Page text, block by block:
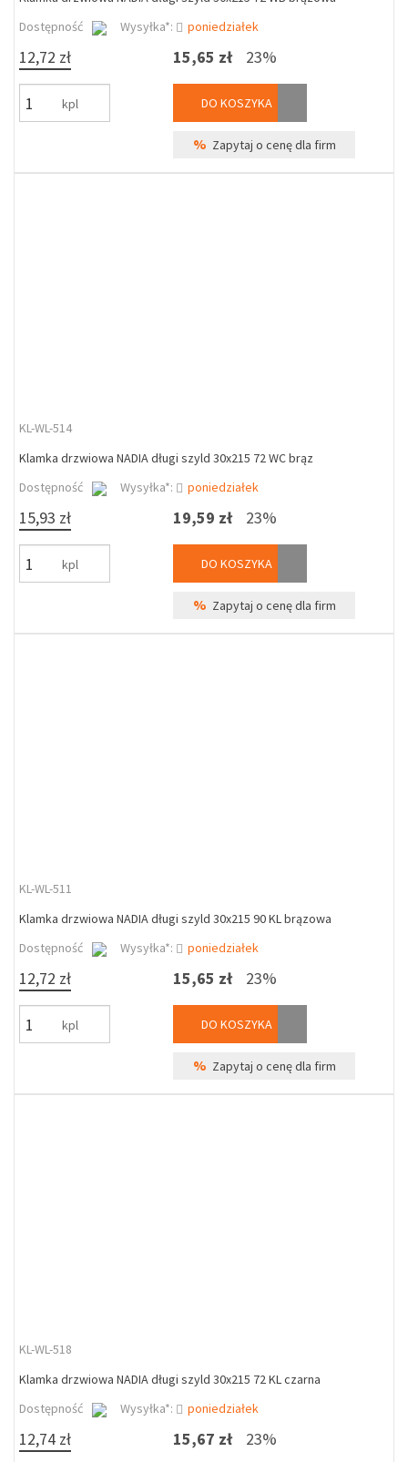
Dostępność
Wysyłka*: poniedziałek
12,72 zł
kpl
15,65 zł 23%
DO KOSZYKA
% Zapytaj o cenę dla firm
KL-WL-514
Klamka drzwiowa NADIA długi szyld 30x215 72 WC brąz
Dostępność
Wysyłka*: poniedziałek
15,93 zł
kpl
19,59 zł 23%
DO KOSZYKA
% Zapytaj o cenę dla firm
KL-WL-511
Klamka drzwiowa NADIA długi szyld 30x215 90 KL brązowa
Dostępność
Wysyłka*: poniedziałek
12,72 zł
kpl
15,65 zł 23%
DO KOSZYKA
% Zapytaj o cenę dla firm
KL-WL-518
Klamka drzwiowa NADIA długi szyld 30x215 72 KL czarna
Dostępność
Wysyłka*: poniedziałek
12,74 zł 15,67 zł 23%